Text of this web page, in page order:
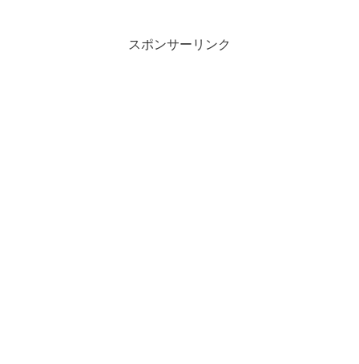
スポンサーリンク